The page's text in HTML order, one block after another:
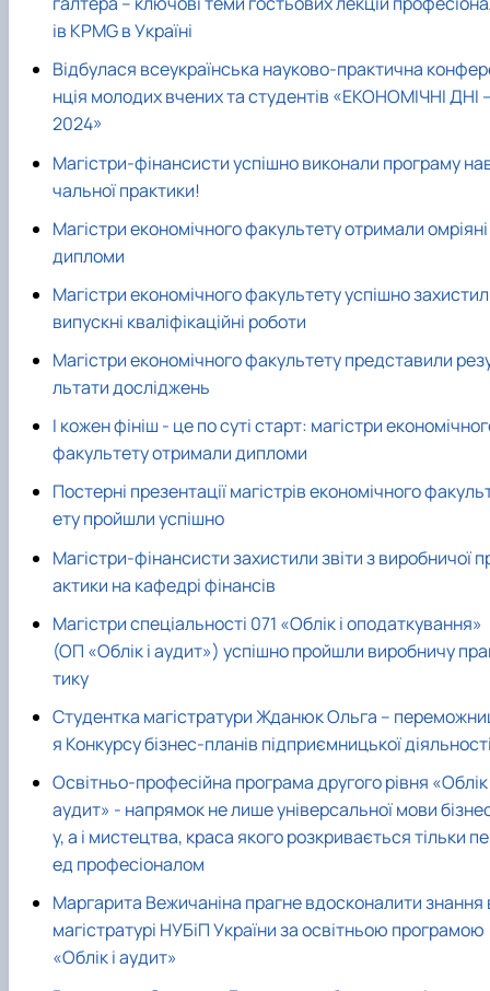
ів KPMG в Україні
Відбулася всеукраїнська науково-практична
нція молодих вчених та студентів «ЕКОНОМІЧНІ ДНІ
2024»
Магістри-фінансисти успішно виконали програму
чальної практики!
Магістри економічного факультету отримали омріяні
дипломи
Магістри економічного факультету успішно
випускні кваліфікаційні роботи
Магістри економічного факультету представили
льтати досліджень
І кожен фініш - це по суті старт: магістри
факультету отримали дипломи
Постерні презентації магістрів економічного
ету пройшли успішно
Магістри-фінансисти захистили звіти з виробничої
актики на кафедрі фінансів
Магістри спеціальності 071 «Облік і оподаткування»
(ОП «Облік і аудит») успішно пройшли виробничу
тику
Студентка магістратури Жданюк Ольга –
я Конкурсу бізнес-планів підприємницької
Освітньо-професійна програма другого рівня «Облік
аудит» - напрямок не лише універсальної мови
у, а і мистецтва, краса якого розкривається тільки
ед професіоналом
Маргарита Вежичаніна прагне вдосконалити знання
магістратурі НУБіП України за освітньою програмою
«Облік і аудит»